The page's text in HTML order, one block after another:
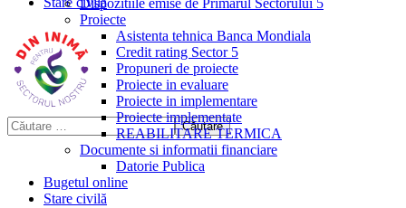
Dispozitiile emise de Primarul Sectorului 5
Proiecte
Asistenta tehnica Banca Mondiala
Credit rating Sector 5
Propuneri de proiecte
Proiecte in evaluare
Proiecte in implementare
Proiecte implementate
REABILITARE TERMICA
Documente si informatii financiare
Datorie Publica
Bugetul online
Stare civilă